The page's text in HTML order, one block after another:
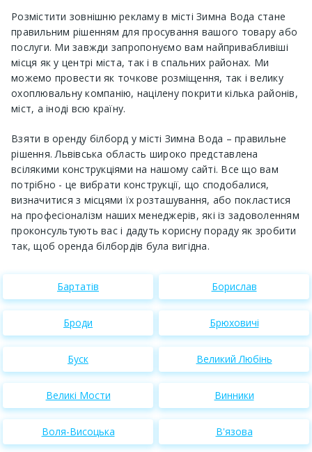
Розмістити зовнішню рекламу в місті Зимна Вода стане
правильним рішенням для просування вашого товару або
послуги. Ми завжди запропонуємо вам найпривабливіші
місця як у центрі міста, так і в спальних районах. Ми
можемо провести як точкове розміщення, так і велику
охоплювальну компанію, націлену покрити кілька районів,
міст, а іноді всю країну.
Взяти в оренду білборд у місті Зимна Вода – правильне
рішення. Львівська область широко представлена ​​
всілякими конструкціями на нашому сайті. Все що вам
потрібно - це вибрати конструкції, що сподобалися,
визначитися з місцями їх розташування, або покластися
на професіоналізм наших менеджерів, які із задоволенням
проконсультують вас і дадуть корисну пораду як зробити
так, щоб оренда білбордів була вигідна.
Бартатів Борислав
Броди Брюховичі
Буск Великий Любінь
Великі Мости Винники
Воля-Висоцька В'язова